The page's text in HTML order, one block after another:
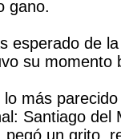
gano.
esperado de
su momento
más
Santiago del
pegó un grito,